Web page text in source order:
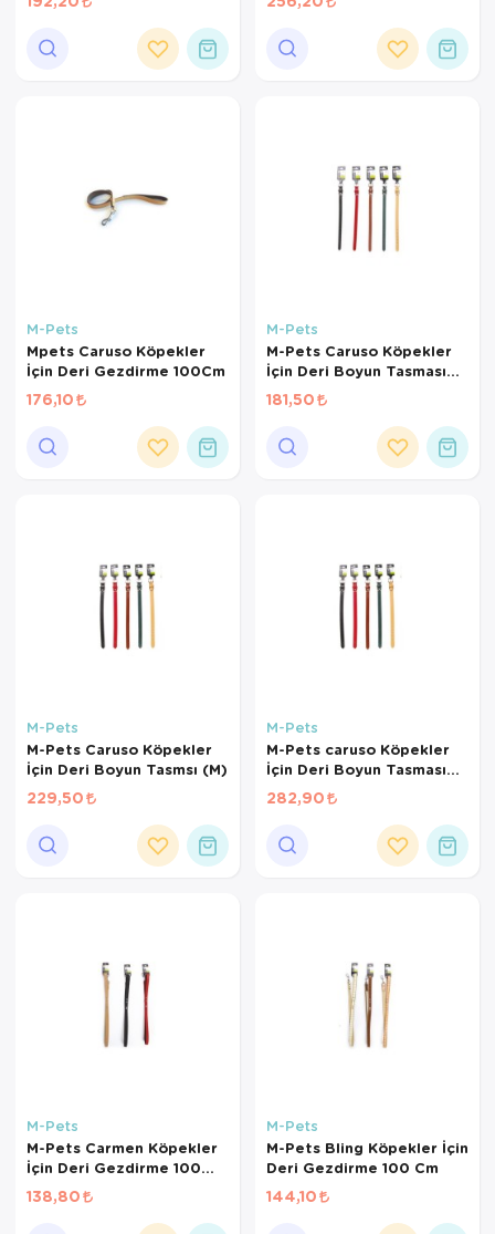
M-Pets
Mpets Caruso Köpekler
İçin Deri Gezdirme 100Cm
176,10
M-Pets
M-Pets Caruso Köpekler
İçin Deri Boyun Tasması
(S)
181,50
M-Pets
M-Pets Caruso Köpekler
İçin Deri Boyun Tasmsı (M)
229,50
M-Pets
M-Pets caruso Köpekler
İçin Deri Boyun Tasması
(L)
282,90
M-Pets
M-Pets Carmen Köpekler
İçin Deri Gezdirme 100
Cm
138,80
M-Pets
M-Pets Bling Köpekler İçin
Deri Gezdirme 100 Cm
144,10